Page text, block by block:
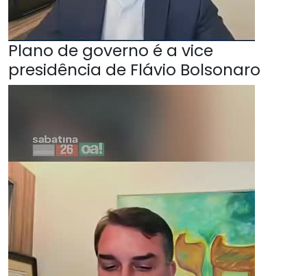
Plano de governo é a vice
presidência de Flávio Bolsonaro